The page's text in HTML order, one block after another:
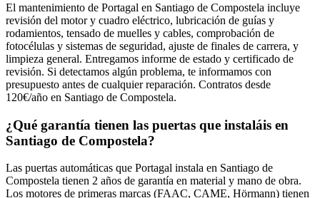
El mantenimiento de Portagal en Santiago de Compostela incluye
revisión del motor y cuadro eléctrico, lubricación de guías y
rodamientos, tensado de muelles y cables, comprobación de
fotocélulas y sistemas de seguridad, ajuste de finales de carrera, y
limpieza general. Entregamos informe de estado y certificado de
revisión. Si detectamos algún problema, te informamos con
presupuesto antes de cualquier reparación. Contratos desde
120€/año en Santiago de Compostela.
¿Qué garantía tienen las puertas que instaláis en
Santiago de Compostela?
Las puertas automáticas que Portagal instala en Santiago de
Compostela tienen 2 años de garantía en material y mano de obra.
Los motores de primeras marcas (FAAC, CAME, Hörmann) tienen